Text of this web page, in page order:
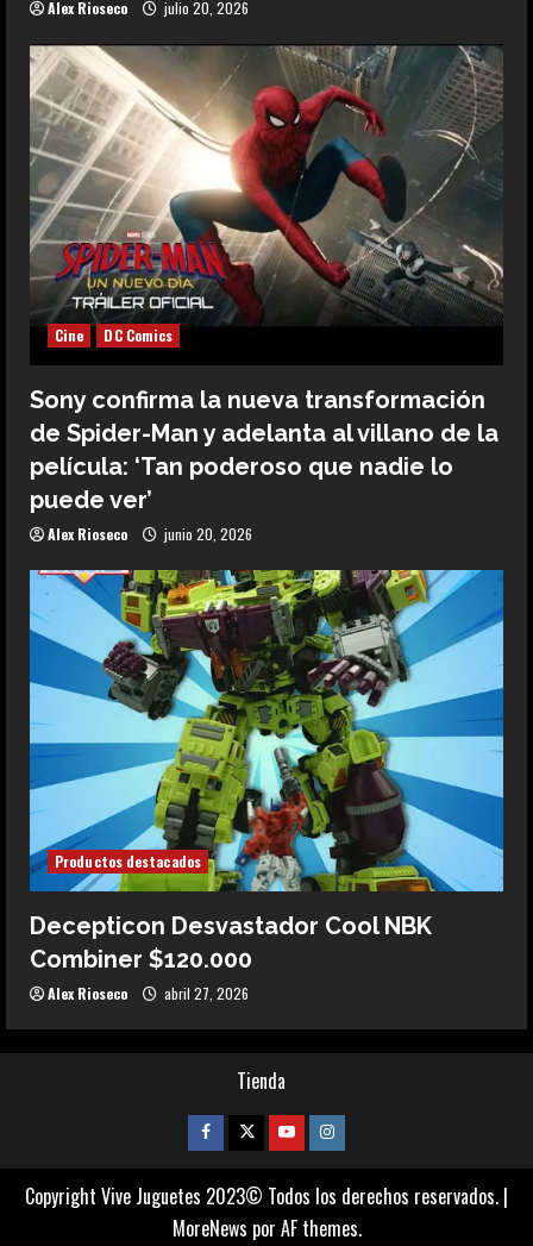
Alex Rioseco julio 20, 2026
Cine DC Comics
Sony confirma la nueva transformación
de Spider-Man y adelanta al villano de la
película: ‘Tan poderoso que nadie lo
puede ver’
Alex Rioseco junio 20, 2026
Productos destacados
Decepticon Desvastador Cool NBK
Combiner $120.000
Alex Rioseco abril 27, 2026
Tienda
Facebook
TwitterYoutubeInstagram
Copyright Vive Juguetes 2023© Todos los derechos reservados. |
MoreNews por AF themes.